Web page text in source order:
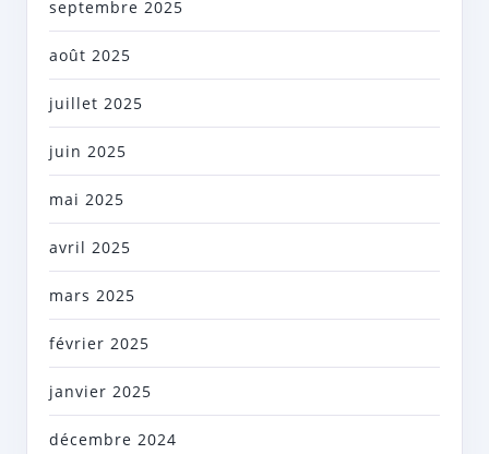
septembre 2025
août 2025
juillet 2025
juin 2025
mai 2025
avril 2025
mars 2025
février 2025
janvier 2025
décembre 2024